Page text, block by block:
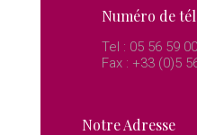
Numéro de
Tel : 05 56 59
Fax : +33 (0)5
Notre Adresse